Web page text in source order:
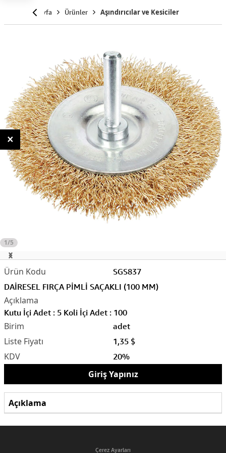
Anasayfa Ürünler Aşındırıcılar ve Kesiciler
1/5
SGS837
DAİRESEL FIRÇA PİMLİ SAÇAKLI (100 MM)
Kutu İçi Adet : 5 Koli İçi Adet : 100
adet
1,35 $
20%
Giriş Yapınız
Açıklama
Çerez Ayarları
×